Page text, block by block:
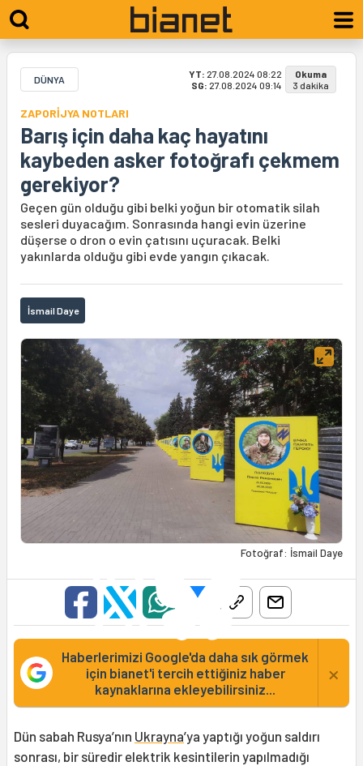
DÜNYA YT: 27.08.2024 08:22
SG: 27.08.2024 09:14
Okuma
3 dakika
ZAPORİJYA NOTLARI
Barış için daha kaç hayatını
kaybeden asker fotoğrafı çekmem
gerekiyor?
Geçen gün olduğu gibi belki yoğun bir otomatik silah
sesleri duyacağım. Sonrasında hangi evin üzerine
düşerse o dron o evin çatısını uçuracak. Belki
yakınlarda olduğu gibi evde yangın çıkacak.
İsmail Daye
Fotoğraf: İsmail Daye
Haberlerimizi Google'da daha sık görmek
için bianet'i tercih ettiğiniz haber
kaynaklarına ekleyebilirsiniz...
×
Dün sabah Rusya’nın Ukrayna’ya yaptığı yoğun saldırı
sonrası, bir süredir elektrik kesintilerin yapılmadığı